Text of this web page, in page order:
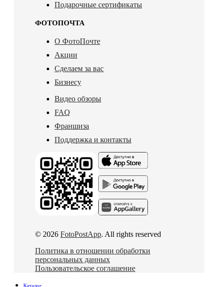
Подарочные сертификаты
ФОТОПОЧТА
О ФотоПочте
Акции
Сделаем за вас
Бизнесу
Видео обзоры
FAQ
Франшиза
Поддержка и контакты
© 2026 FotoPostApp. All rights reserved
Политика в отношении обработки
персональных данных
Пользовательское соглашение
Каталог